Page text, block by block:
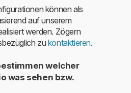
können als
auf unserem
werden. Zögern
zu kontaktieren.
welcher
was sehen bzw.